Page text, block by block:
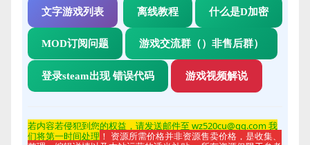
文字游戏列表 离线教程 什么是D加密
MOD订阅问题 游戏交流群（）非售后群）
登录steam出现 错误代码 游戏视频解说
若内容若侵犯到您的权益，请发送邮件至 wz520cu@qq.com 我
们将第一时间处理 ！ 资源所需价格并非资源售卖价格，是收集、